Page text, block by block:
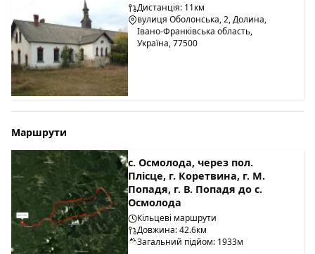
Дистанція: 11км
вулиця Оболонська, 2, Долина,
Івано-Франківська область,
Україна, 77500
Маршрути
с. Осмолода, через пол.
Плісце, г. Коретвина, г. М.
Попадя, г. В. Попадя до с.
Осмолода
Кільцеві маршрути
Довжина: 42.6км
Загальний підйом: 1933м